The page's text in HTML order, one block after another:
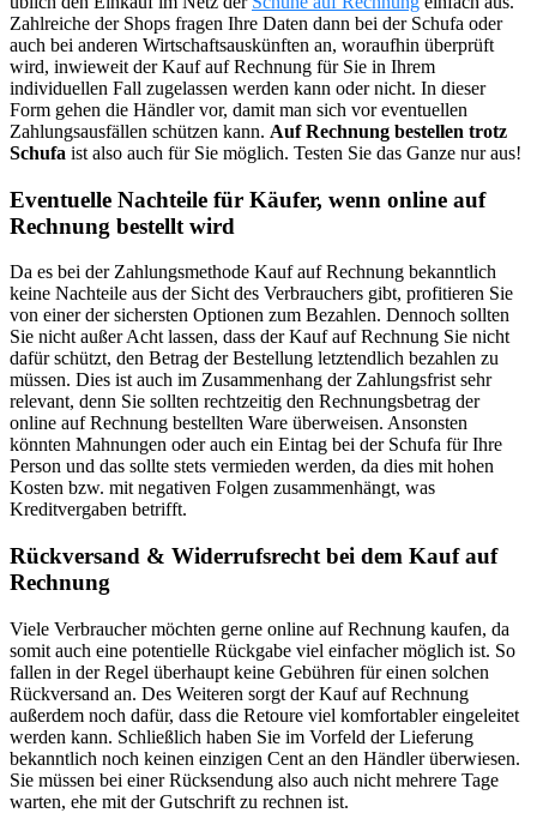
Zahlreiche der Shops fragen Ihre Daten dann bei der Schufa oder
auch bei anderen Wirtschaftsauskünften an, woraufhin überprüft
wird, inwieweit der Kauf auf Rechnung für Sie in Ihrem
individuellen Fall zugelassen werden kann oder nicht. In dieser
Form gehen die Händler vor, damit man sich vor eventuellen
Zahlungsausfällen schützen kann. Auf Rechnung bestellen trotz
Schufa ist also auch für Sie möglich. Testen Sie das Ganze nur aus!
Eventuelle Nachteile für Käufer, wenn online auf
Rechnung bestellt wird
Da es bei der Zahlungsmethode Kauf auf Rechnung bekanntlich
keine Nachteile aus der Sicht des Verbrauchers gibt, profitieren Sie
von einer der sichersten Optionen zum Bezahlen. Dennoch sollten
Sie nicht außer Acht lassen, dass der Kauf auf Rechnung Sie nicht
dafür schützt, den Betrag der Bestellung letztendlich bezahlen zu
müssen. Dies ist auch im Zusammenhang der Zahlungsfrist sehr
relevant, denn Sie sollten rechtzeitig den Rechnungsbetrag der
online auf Rechnung bestellten Ware überweisen. Ansonsten
könnten Mahnungen oder auch ein Eintag bei der Schufa für Ihre
Person und das sollte stets vermieden werden, da dies mit hohen
Kosten bzw. mit negativen Folgen zusammenhängt, was
Kreditvergaben betrifft.
Rückversand & Widerrufsrecht bei dem Kauf auf
Rechnung
Viele Verbraucher möchten gerne online auf Rechnung kaufen, da
somit auch eine potentielle Rückgabe viel einfacher möglich ist. So
fallen in der Regel überhaupt keine Gebühren für einen solchen
Rückversand an. Des Weiteren sorgt der Kauf auf Rechnung
außerdem noch dafür, dass die Retoure viel komfortabler eingeleitet
werden kann. Schließlich haben Sie im Vorfeld der Lieferung
bekanntlich noch keinen einzigen Cent an den Händler überwiesen.
Sie müssen bei einer Rücksendung also auch nicht mehrere Tage
warten, ehe mit der Gutschrift zu rechnen ist.